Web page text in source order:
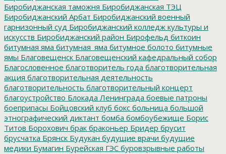
Биробиджанская таможня Биробиджанская ТЭЦ
Биробиджанский Арбат Биробиджанский военный
гарнизонный суд Биробиджанский колледж культуры и
искусств Биробиджанский район Бирофельд биткоин
битумная яма битумная_яма битумное болото битумные
ямы Благовещенск Благовещенский кафедральный собор
Благословенное благотворитель года благотворительная
акция благотворительная деятельность
благотворительность благотворительный концерт
благоустройство Блокада Ленинграда боевые патроны
боеприпасы Бойцовский клуб бокс больница большой
этнографический диктант бомба бомбоубежище Борис
Титов Борохович брак браконьер Бридер брусит
брусчатка Брянск Будукан будущие врачи будущие
медики Бумагин Бурейская ГЭС буровзрывные работы